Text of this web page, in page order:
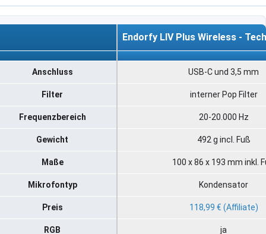
Endorfy LIV Plus Wireless -
Endorfy LIV Plus Wireless -
Anschluss USB-C und 3,5 mm
Filter interner Pop Filter
Frequenzbereich 20-20.000 Hz
Gewicht 492 g incl. Fuß
Maße 100 x 86 x 193 mm inkl.
Mikrofontyp Kondensator
Preis 118,99 € (Affiliate)
RGB ja